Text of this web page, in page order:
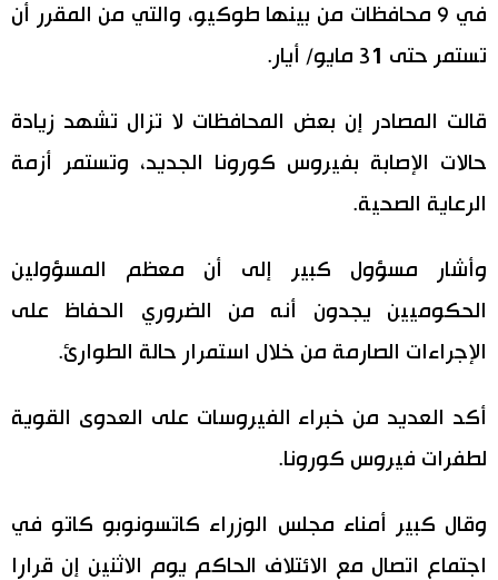
علوم وتكنولوجيا
الأقسام
تجارب وآراء
سياسة
ثقافة
الأكثر تفاعلا
موسوعة اليابان
المطبخ الياباني
في 9 محافظات من بينها طوكيو، والتي من المقرر أن
تستمر حتى 31 مايو/ أيار.
قالت المصادر إن بعض المحافظات لا تزال تشهد زيادة
حالات الإصابة بفيروس كورونا الجديد، وتستمر أزمة
الرعاية الصحية.
وأشار مسؤول كبير إلى أن معظم المسؤولين
الحكوميين يجدون أنه من الضروري الحفاظ على
الإجراءات الصارمة من خلال استمرار حالة الطوارئ.
أكد العديد من خبراء الفيروسات على العدوى القوية
لطفرات فيروس كورونا.
وقال كبير أمناء مجلس الوزراء كاتسونوبو كاتو في
اجتماع اتصال مع الائتلاف الحاكم يوم الاثنين إن قرارا